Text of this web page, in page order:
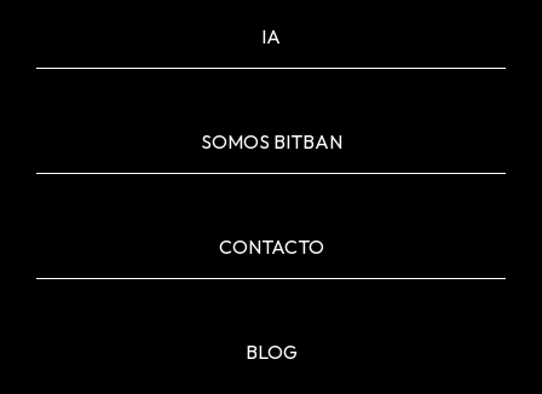
IA
SOMOS BITBAN
CONTACTO
BLOG